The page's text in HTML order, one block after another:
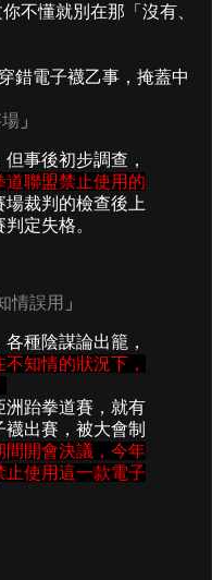
不懂就別在那「沒有、
錯電子襪乙事，掩蓋中
」
事後初步調查，
聯盟禁止使用的
場裁判的檢查後上
定失格。
情誤用 」
種陰謀論出籠，
知情的狀況下，
洲跆拳道賽，就有
出賽，被大會制
間開會決議，今年
使用這一款電子